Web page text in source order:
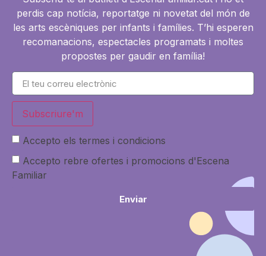
perdis cap notícia, reportatge ni novetat del món de
les arts escèniques per infants i famílies. T’hi esperen
recomanacions, espectacles programats i moltes
propostes per gaudir en família!
Subscriure'm
Accepto els termes i condicions
Accepto rebre ofertes i promocions d'Escena
Familiar
Enviar